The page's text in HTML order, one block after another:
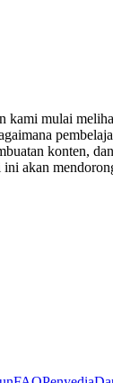
mulai
konten,
akan